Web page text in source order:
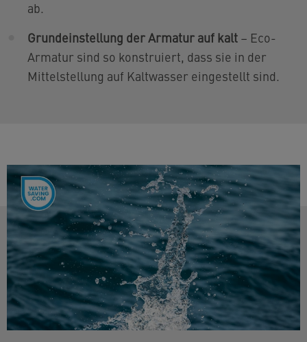
ab.
Grundeinstellung der Armatur auf kalt – Eco-
Armatur sind so konstruiert, dass sie in der
Mittelstellung auf Kaltwasser eingestellt sind.